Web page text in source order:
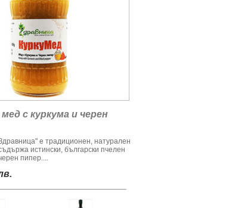
с куркума и черен
е традиционен, натурален
истински, български пчелен
пипер....